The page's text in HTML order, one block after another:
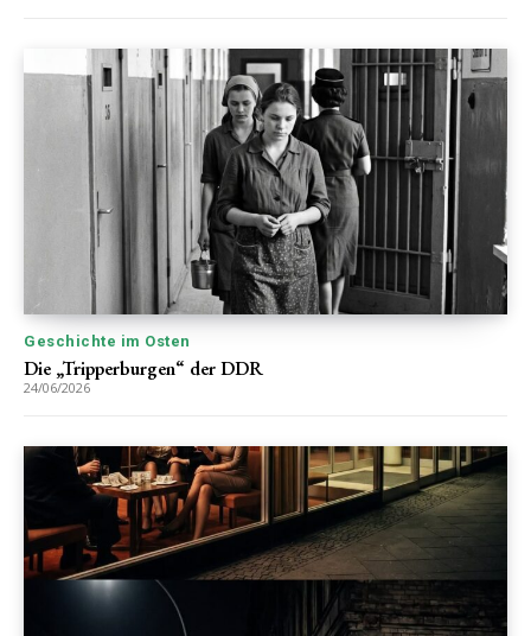
Geschichte im Osten
Die „Tripperburgen“ der DDR
24/06/2026